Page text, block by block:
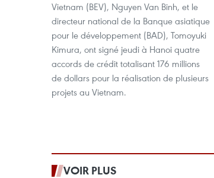
Vietnam (BEV), Nguyen Van Binh, et le
directeur national de la Banque asiatique
pour le développement (BAD), Tomoyuki
Kimura, ont signé jeudi à Hanoi quatre
accords de crédit totalisant 176 millions
de dollars pour la réalisation de plusieurs
projets au Vietnam.
VOIR PLUS